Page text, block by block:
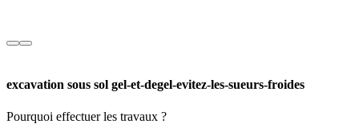
excavation sous sol gel-et-degel-evitez-les-sueurs-froides
Pourquoi effectuer les travaux ?